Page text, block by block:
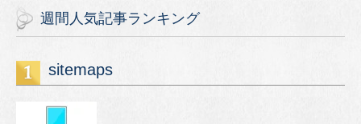
週間人気記事ランキング
sitemaps